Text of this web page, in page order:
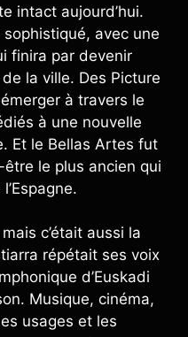
intact aujourd’hui.
avec une
finira par devenir
la ville. Des Picture
à travers le
à une nouvelle
Et le Bellas Artes fut
être le plus ancien qui
c’était aussi la
répétait ses voix
d’Euskadi
Musique, cinéma,
usages et les